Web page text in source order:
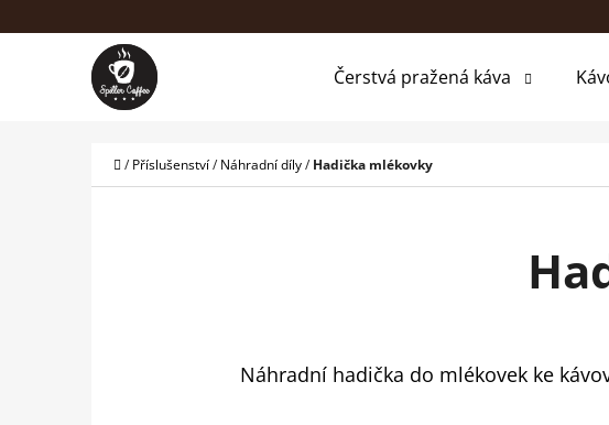
Čerstvá pražená káva
Domů
/ Příslušenství/ Náhradní díly/ Hadička mlékovky
Náhradní hadička do mlékovek ke
Zpět
do
obchodu
Zpět
do
obchodu